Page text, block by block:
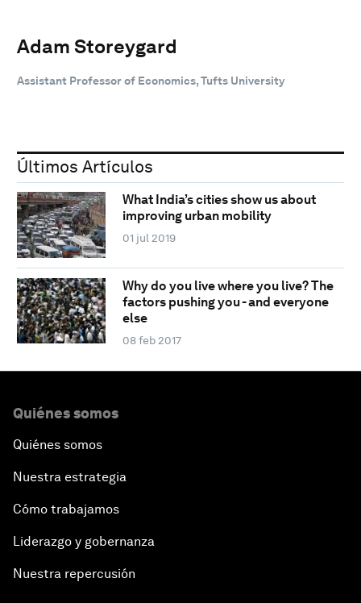
Adam Storeygard
Assistant Professor of Economics, Tufts University
Últimos Artículos
What India’s cities show us about
improving urban mobility
01 jul 2019
Why do you live where you live? The
factors pushing you - and everyone
else
08 feb 2017
Quiénes somos
Quiénes somos
Nuestra estrategia
Cómo trabajamos
Liderazgo y gobernanza
Nuestra repercusión